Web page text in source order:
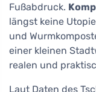
Fußabdruck.
längst keine
und
einer kleinen
realen und
Laut Daten des